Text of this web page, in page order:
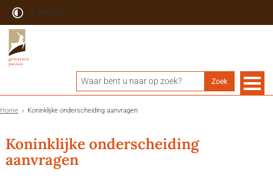
Lees voor
Home Koninklijke onderscheiding aanvragen
Koninklijke onderscheiding
aanvragen